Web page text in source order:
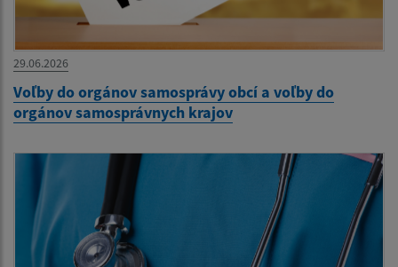
29.06.2026
Voľby do orgánov samosprávy obcí a voľby do
orgánov samosprávnych krajov